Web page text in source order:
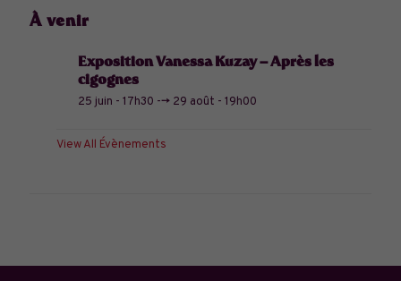
À venir
Exposition Vanessa Kuzay – Après les
cigognes
25 juin - 17h30 --> 29 août - 19h00
View All Évènements